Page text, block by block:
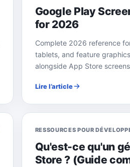
Google Play
for 2026
Complete 2026 reference
tablets, and feature
alongside App Store
Lire l’article
RESSOURCES POUR
Qu'est-ce qu'un
Store ? (Guide